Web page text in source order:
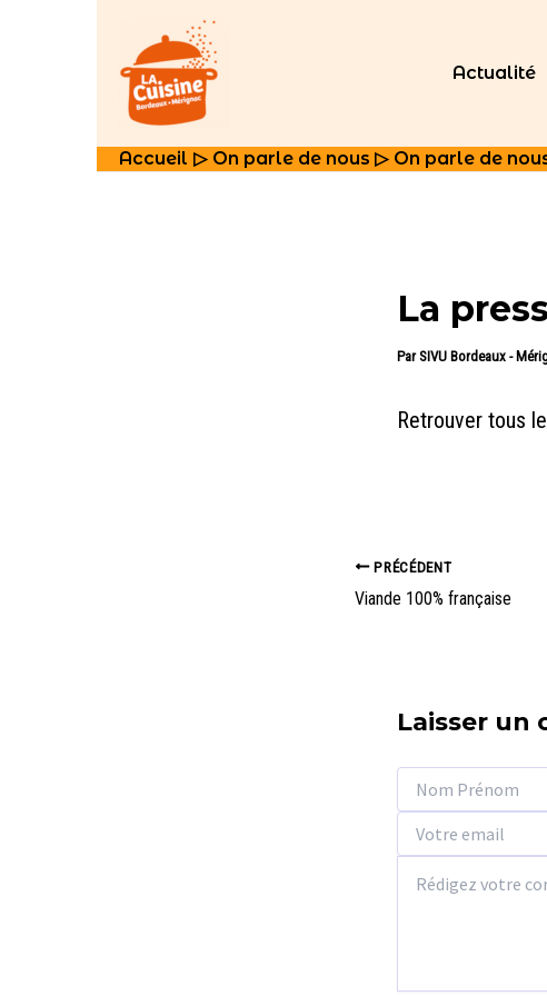
Actualité
Accueil On parle de nous On parle de
La
ParSIVU Bordeaux -
Retrouver tous
Navigation
des
PRÉCÉDENT
Viande 100% française
Laisser un